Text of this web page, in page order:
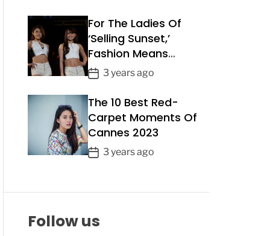
s
t
D
a
t
e
For The Ladies Of
‘Selling Sunset,’
Fashion Means
Business
P
s
t
D
a
t
3 years ago
The 10 Best Red-
Carpet Moments Of
Cannes 2023
P
t
a
3 years ago
Follow us